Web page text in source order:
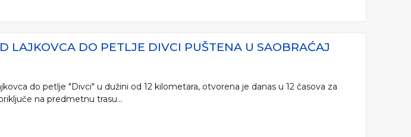
LAJKOVCA DO PETLJE DIVCI PUŠTENA U SAOBRAĆAJ
do petlje "Divci" u dužini od 12 kilometara, otvorena je danas u 12 časova za
na predmetnu trasu...